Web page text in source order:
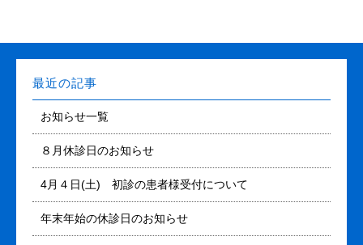
最近の記事
お知らせ一覧
８月休診日のお知らせ
4月４日(土) 初診の患者様受付について
年末年始の休診日のお知らせ